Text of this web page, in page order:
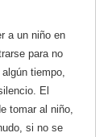
a un niño en
para no
tiempo,
El
tomar al niño,
si no se